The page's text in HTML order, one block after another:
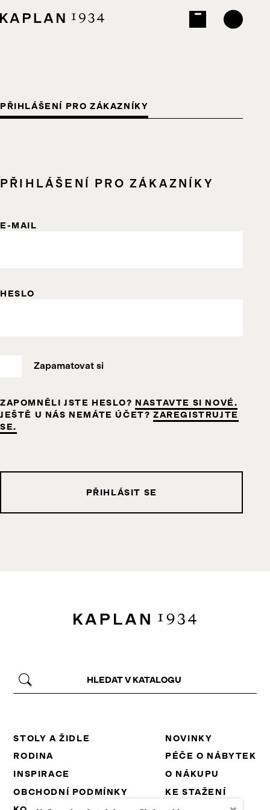
PŘIHLÁŠENÍ PRO ZÁKAZNÍKY
PŘIHLÁŠENÍ PRO ZÁKAZNÍKY
E-MAIL
HESLO
Zapamatovat si
ZAPOMNĚLI JSTE HESLO? NASTAVTE SI NOVÉ.
JEŠTĚ U NÁS NEMÁTE ÚČET?ZAREGISTRUJTE
SE.
PŘIHLÁSIT SE
STOLY A ŽIDLE
RODINA
INSPIRACE
OBCHODNÍ PODMÍNKY
NOVINKY
PÉČE O NÁBYTEK
O NÁKUPU
KE STAŽENÍ